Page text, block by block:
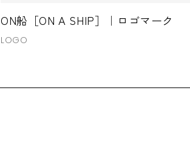
ON船［ON A SHIP］｜ロゴマーク
LOGO